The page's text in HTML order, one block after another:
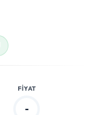
FIYAT
-